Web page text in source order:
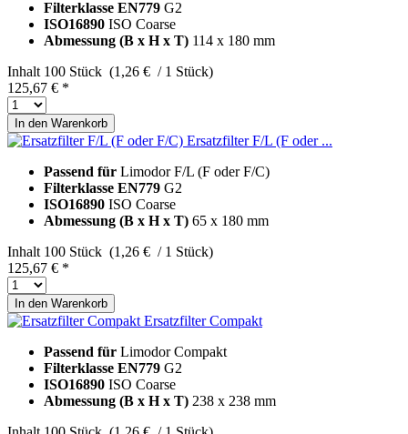
Filterklasse EN779 G2
ISO16890 ISO Coarse
Abmessung (B x H x T) 114 x 180 mm
Inhalt 100 Stück (1,26 € / 1 Stück)
125,67 € *
In den Warenkorb
Ersatzfilter F/L (F oder ...
Passend für Limodor F/L (F oder F/C)
Filterklasse EN779 G2
ISO16890 ISO Coarse
Abmessung (B x H x T) 65 x 180 mm
Inhalt 100 Stück (1,26 € / 1 Stück)
125,67 € *
In den Warenkorb
Ersatzfilter Compakt
Passend für Limodor Compakt
Filterklasse EN779 G2
ISO16890 ISO Coarse
Abmessung (B x H x T) 238 x 238 mm